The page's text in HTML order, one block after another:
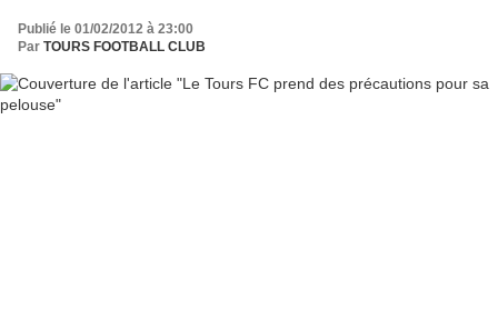
Publié le 01/02/2012 à 23:00
Par TOURS FOOTBALL CLUB